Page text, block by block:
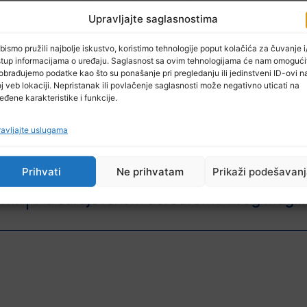
Upravljajte saglasnostima
pružili najbolje iskustvo, koristimo tehnologije poput kolačića za čuvanje
informacijama o uređaju. Saglasnost sa ovim tehnologijama će nam
podatke kao što su ponašanje pri pregledanju ili jedinstveni ID-ovi
veb lokaciji. Nepristanak ili povlačenje saglasnosti može negativno uticati na
karakteristike i funkcije.
uslugama
Prihvati Ne prihvatam Prikaži
Federacije Bosne i Hercegovine.
kriminalističke obrade i ispitivanja u svojstvu osumnjičene.
suda u Čapljini i pod nadzorom Kantonalnog
iz SIPA-e.
NAREDNI